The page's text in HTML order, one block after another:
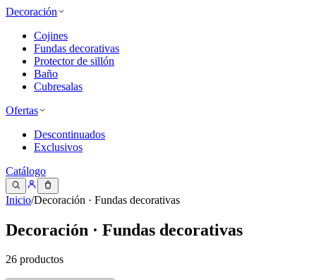
Decoración
Cojines
Fundas decorativas
Protector de sillón
Baño
Cubresalas
Ofertas
Descontinuados
Exclusivos
Catálogo
Inicio/Decoración · Fundas decorativas
Decoración · Fundas decorativas
26 productos